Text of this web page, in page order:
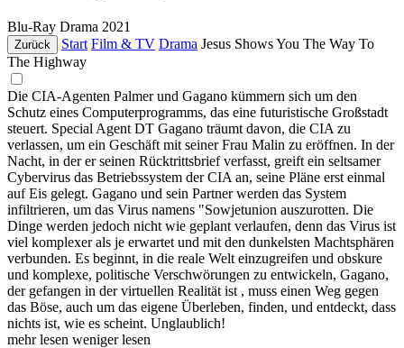
Blu-Ray Drama 2021
Zurück Start Film & TV Drama Jesus Shows You The Way To
The Highway
Die CIA-Agenten Palmer und Gagano kümmern sich um den
Schutz eines Computerprogramms, das eine futuristische Großstadt
steuert. Special Agent DT Gagano träumt davon, die CIA zu
verlassen, um ein Geschäft mit seiner Frau Malin zu eröffnen. In der
Nacht, in der er seinen Rücktrittsbrief verfasst, greift ein seltsamer
Cybervirus das Betriebssystem der CIA an, seine Pläne erst einmal
auf Eis gelegt. Gagano und sein Partner werden das System
infiltrieren, um das Virus namens "Sowjetunion auszurotten. Die
Dinge werden jedoch nicht wie geplant verlaufen, denn das Virus ist
viel komplexer als je erwartet und mit den dunkelsten Machtsphären
verbunden. Es beginnt, in die reale Welt einzugreifen und obskure
und komplexe, politische Verschwörungen zu entwickeln, Gagano,
der gefangen in der virtuellen Realität ist , muss einen Weg gegen
das Böse, auch um das eigene Überleben, finden, und entdeckt, dass
nichts ist, wie es scheint. Unglaublich!
mehr lesen weniger lesen